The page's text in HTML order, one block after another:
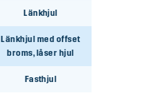
Länkhjul
Länkhjul med offset
broms, låser hjul
Fasthjul